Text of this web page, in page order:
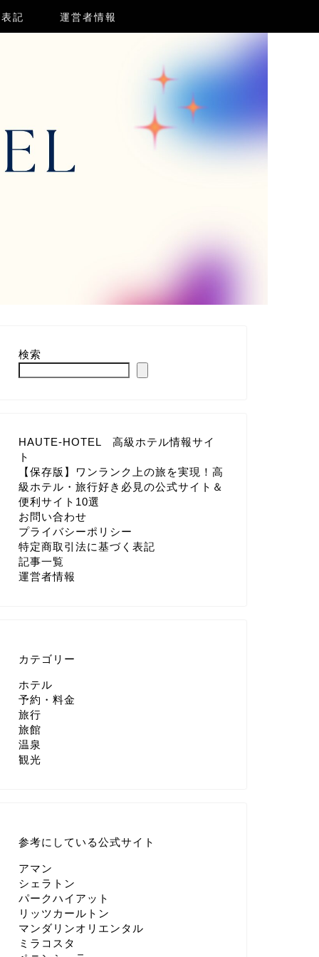
記 運営者情報
検索
HAUTE-HOTEL 高級ホテル情報サイ
ト
【保存版】ワンランク上の旅を実現！高
級ホテル・旅行好き必見の公式サイト＆
便利サイト10選
お問い合わせ
プライバシーポリシー
特定商取引法に基づく表記
記事一覧
運営者情報
カテゴリー
ホテル
予約・料金
旅行
旅館
温泉
観光
参考にしている公式サイト
アマン
シェラトン
パークハイアット
リッツカールトン
マンダリンオリエンタル
ミラコスタ